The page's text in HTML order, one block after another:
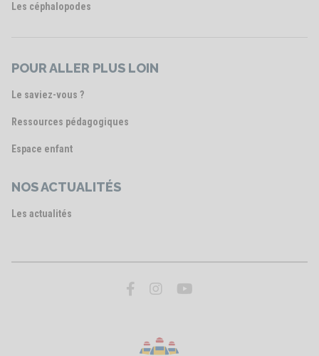
Les céphalopodes
POUR ALLER PLUS LOIN
Le saviez-vous ?
Ressources pédagogiques
Espace enfant
NOS ACTUALITÉS
Les actualités